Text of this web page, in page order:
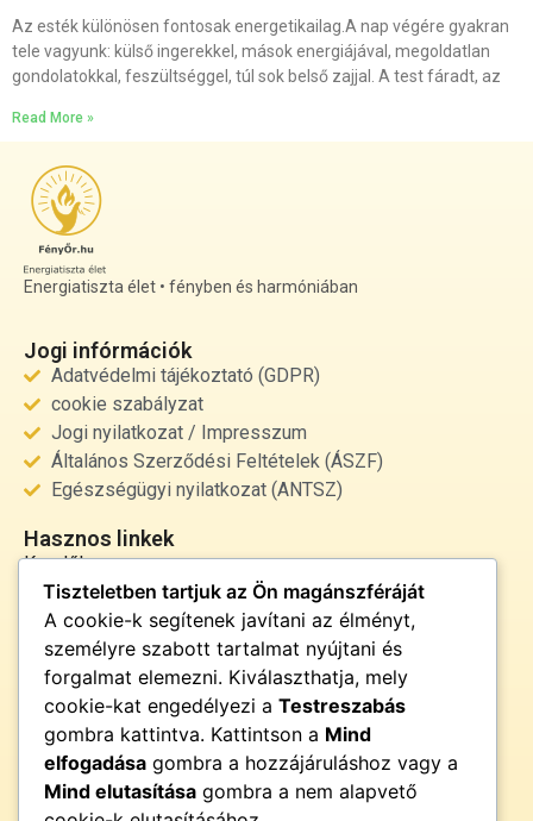
Az esték különösen fontosak energetikailag.A nap végére gyakran
tele vagyunk: külső ingerekkel, mások energiájával, megoldatlan
gondolatokkal, feszültséggel, túl sok belső zajjal. A test fáradt, az
Read More »
Energiatiszta élet • fényben és harmóniában
Jogi infórmációk
Adatvédelmi tájékoztató (GDPR)
cookie szabályzat
Jogi nyilatkozat / Impresszum
Általános Szerződési Feltételek (ÁSZF)
Egészségügyi nyilatkozat (ANTSZ)
Hasznos linkek
Kezdőlap
Rólunk
Szolgáltatások
Kapcsolat
Kapcsolat
info@fenyor.hu
+36 30 000 0000
Magyarország
Tiszteletben tartjuk az Ön magánszféráját
A cookie-k segítenek javítani az élményt,
személyre szabott tartalmat nyújtani és
forgalmat elemezni. Kiválaszthatja, mely
cookie-kat engedélyezi a Testreszabás
gombra kattintva. Kattintson a Mind
elfogadása gombra a hozzájáruláshoz vagy a
Mind elutasítása gombra a nem alapvető